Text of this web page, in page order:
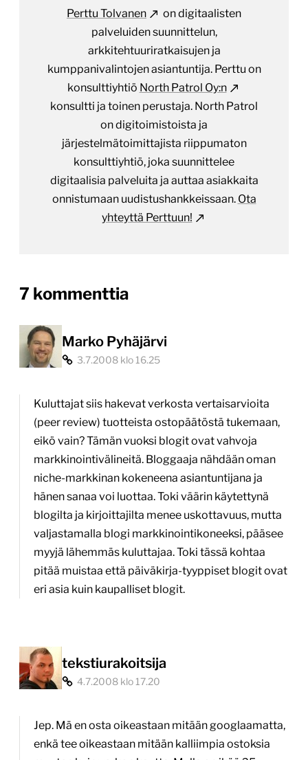
Perttu Tolvanen
on digitaalisten
palveluiden suunnittelun,
arkkitehtuuriratkaisujen ja
kumppanivalintojen asiantuntija. Perttu on
konsulttiyhtiö North Patrol Oy:n
konsultti ja toinen perustaja. North Patrol
on digitoimistoista ja
järjestelmätoimittajista riippumaton
konsulttiyhtiö, joka suunnittelee
digitaalisia palveluita ja auttaa asiakkaita
onnistumaan uudistushankkeissaan. Ota
yhteyttä Perttuun!
7 kommenttia
on
uusi
Marko Pyhäjärvi
3.7.2008 klo 16.25
Kuluttajat siis hakevat verkosta vertaisarvioita
(peer review) tuotteista ostopäätöstä tukemaan,
eikö vain? Tämän vuoksi blogit ovat vahvoja
markkinointivälineitä. Bloggaaja nähdään oman
niche-markkinan kokeneena asiantuntijana ja
hänen sanaa voi luottaa. Toki väärin käytettynä
blogilta ja kirjoittajilta menee uskottavuus, mutta
valjastamalla blogi markkinointikoneeksi, pääsee
myyjä lähemmäs kuluttajaa. Toki tässä kohtaa
pitää muistaa että päiväkirja-tyyppiset blogit ovat
eri asia kuin kaupalliset blogit.
tekstiurakoitsija
4.7.2008 klo 17.20
Jep. Mä en osta oikeastaan mitään googlaamatta,
enkä tee oikeastaan mitään kalliimpia ostoksia